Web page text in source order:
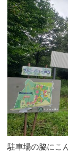
駐車場の脇にこ